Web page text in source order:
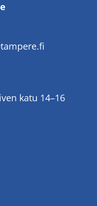
katu 14–16